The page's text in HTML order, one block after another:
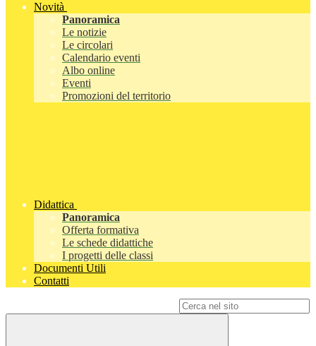
Novità
Panoramica
Le notizie
Le circolari
Calendario eventi
Albo online
Eventi
Promozioni del territorio
Didattica
Panoramica
Offerta formativa
Le schede didattiche
I progetti delle classi
Documenti Utili
Contatti